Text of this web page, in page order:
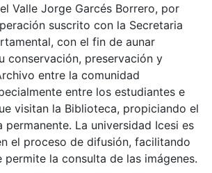
Valle Jorge Garcés Borrero, por
suscrito con la Secretaria
con el fin de aunar
conservación, preservación y
entre la comunidad
entre los estudiantes e
visitan la Biblioteca, propiciando el
permanente. La universidad Icesi es
el proceso de difusión, facilitando
permite la consulta de las imágenes.